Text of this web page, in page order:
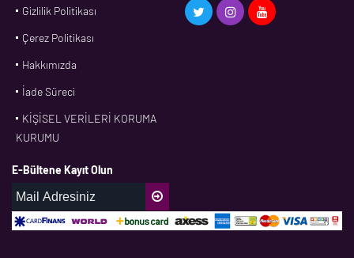
CDF
DPH
Gizlilik Politikası
Çerez Politikası
Hakkımızda
İade Süreci
KİŞİSEL VERİLERİ KORUMA
KURUMU
E-Bültene Kayıt Olun